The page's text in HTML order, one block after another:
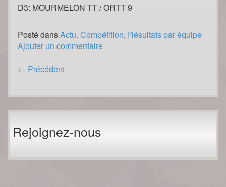
D3: MOURMELON TT / ORTT 9
Posté dansActu. Compétition, Résultats par équipe
Ajouter un commentaire
Posts
← Précédent
Rejoignez-nous